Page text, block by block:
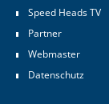
Speed Heads TV
Partner
Webmaster
Datenschutz